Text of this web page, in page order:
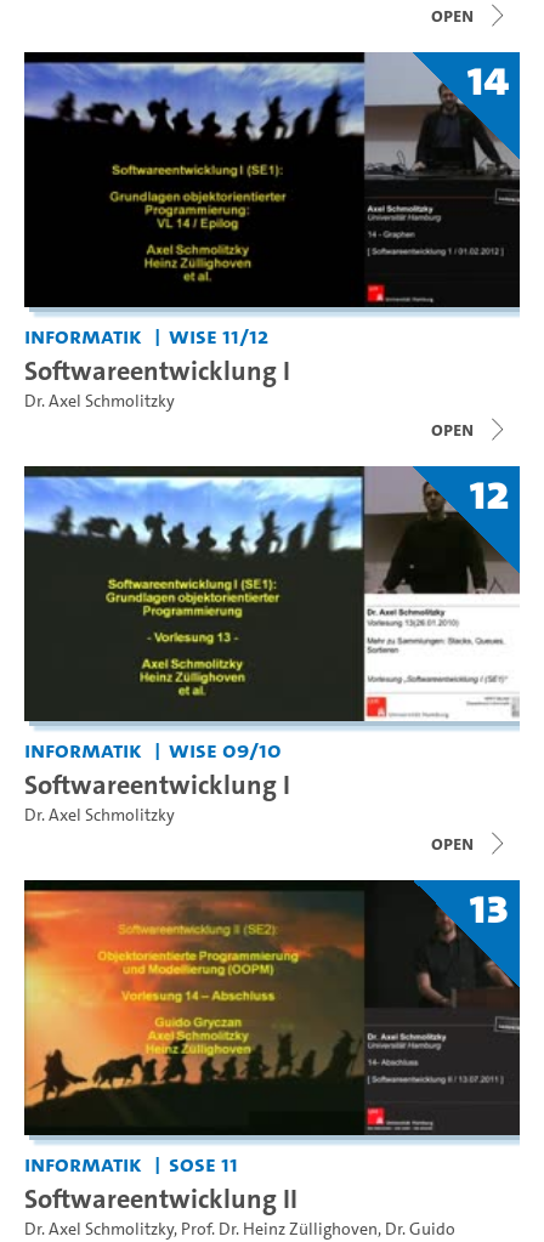
open
14
Informatik WiSe 11/12
Softwareentwicklung I
Dr. Axel Schmolitzky
open
12
Informatik WiSe 09/10
Softwareentwicklung I
Dr. Axel Schmolitzky
open
13
Informatik SoSe 11
Softwareentwicklung II
Dr. Axel Schmolitzky, Prof. Dr. Heinz Züllighoven, Dr. Guido